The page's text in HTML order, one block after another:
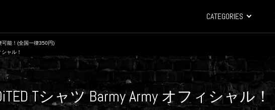
可能！(全国一律350円)
ャル！
CATEGORIES
Tシャツ Barmy Army オフィシャル！